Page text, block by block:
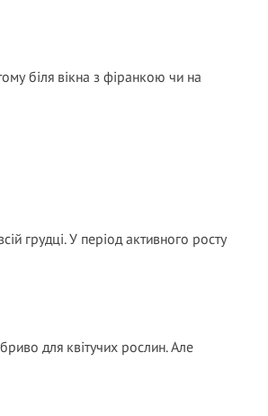
біля вікна з фіранкою чи на
грудці. У період активного росту
для квітучих рослин. Але